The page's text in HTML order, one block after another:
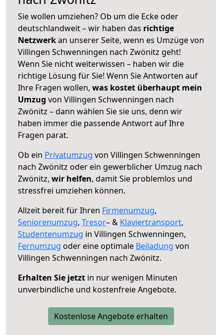
Sie wollen umziehen? Ob um die Ecke oder
deutschlandweit – wir haben das richtige
Netzwerkan unserer Seite, wenn es Umzüge von
Villingen Schwenningen nach Zwönitz geht!
Wenn Sie nicht weiterwissen – haben wir die
richtige Lösung für Sie! Wenn Sie Antworten auf
Ihre Fragen wollen, was kostet überhaupt mein
Umzug von Villingen Schwenningen nach
Zwönitz – dann wählen Sie sie uns, denn wir
haben immer die passende Antwort auf Ihre
Fragen parat.
Ob ein Privatumzug von Villingen Schwenningen
nach Zwönitz oder ein gewerblicher Umzug nach
Zwönitz, wir helfen, damit Sie problemlos und
stressfrei umziehen können.
Allzeit bereit für Ihren Firmenumzug,
Seniorenumzug, Tresor– & Klaviertransport,
Studentenumzug in Villingen Schwenningen,
Fernumzug oder eine optimale Beiladung von
Villingen Schwenningen nach Zwönitz.
Erhalten Sie jetzt in nur wenigen Minuten
unverbindliche und kostenfreie Angebote.
Kostenlose Angebote erhalten